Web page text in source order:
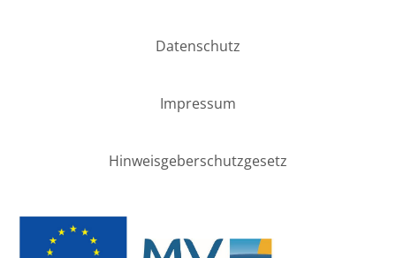
Datenschutz
Impressum
Hinweisgeberschutzgesetz